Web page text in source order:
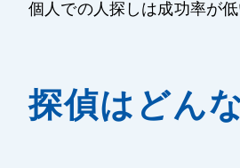
個人での人探しは成功率が
探偵はどん